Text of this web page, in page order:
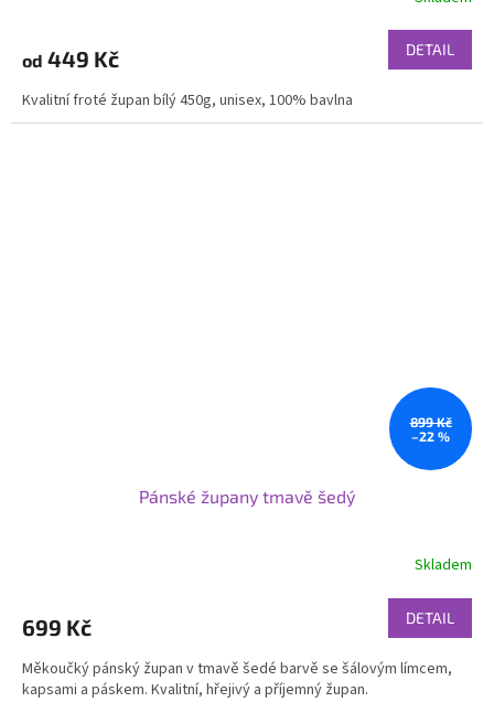
od 449 Kč DETAIL
Kvalitní froté župan bílý 450g, unisex, 100% bavlna
899 Kč
–22 %
Pánské župany tmavě šedý
Skladem
699 Kč DETAIL
Měkoučký pánský župan v tmavě šedé barvě se šálovým límcem,
kapsami a páskem. Kvalitní, hřejivý a příjemný župan.